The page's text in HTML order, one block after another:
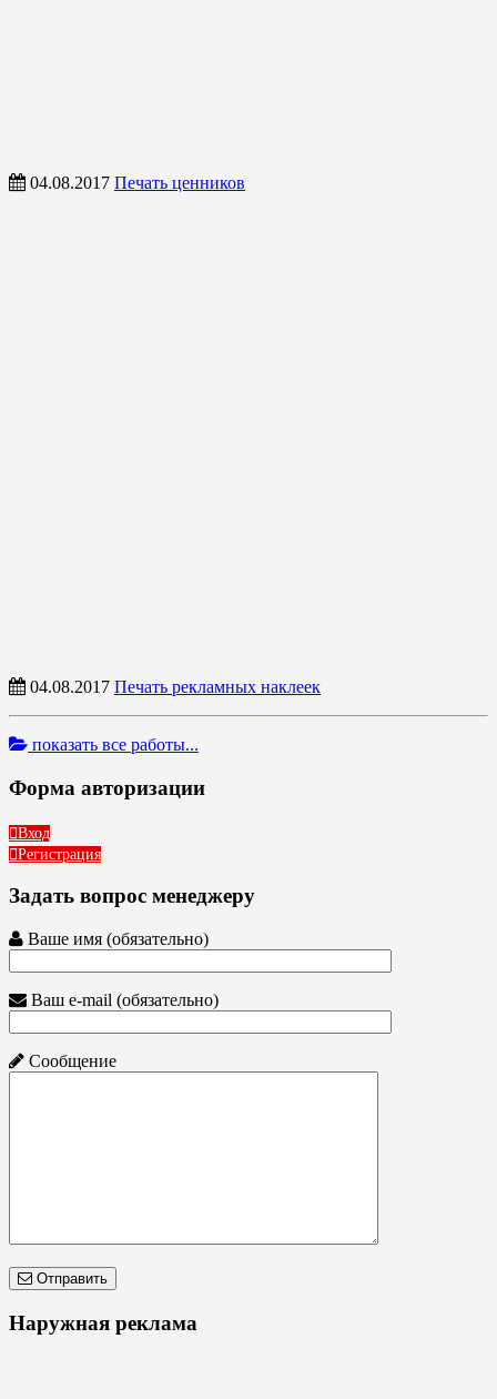
04.08.2017 Печать ценников
04.08.2017 Печать рекламных наклеек
показать все работы...
Форма авторизации
Вход
Регистрация
Задать вопрос менеджеру
Ваше имя (обязательно)
Ваш e-mail (обязательно)
Сообщение
Отправить
Наружная реклама